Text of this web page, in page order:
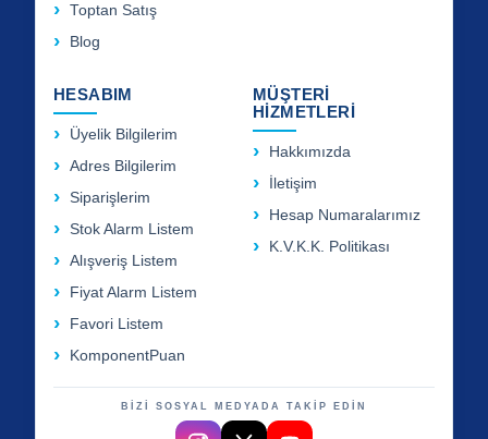
Toptan Satış
Blog
HESABIM
Üyelik Bilgilerim
Adres Bilgilerim
Siparişlerim
Stok Alarm Listem
Alışveriş Listem
Fiyat Alarm Listem
Favori Listem
KomponentPuan
MÜŞTERİ
HİZMETLERİ
Hakkımızda
İletişim
Hesap Numaralarımız
K.V.K.K. Politikası
BİZİ SOSYAL MEDYADA TAKİP EDİN